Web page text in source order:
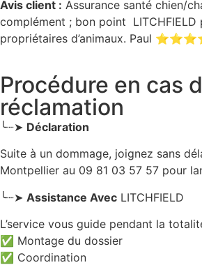
Avis client : Assurance santé chien/
complément ; bon point LITCHFIELD
propriétaires d’animaux. Paul
Procédure en cas
réclamation
╰┈➤ Déclaration
Suite à un dommage, joignez sans
Montpellier au 09 81 03 57 57 pour
╰┈➤ Assistance Avec LITCHFIELD
L’service vous guide pendant la
✅ Montage du dossier
✅ Coordination